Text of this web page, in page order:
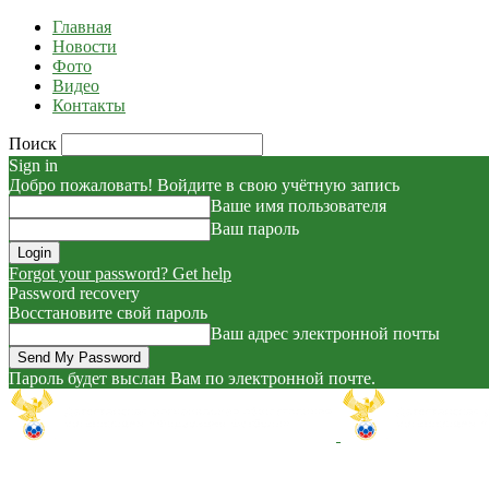
Главная
Новости
Фото
Видео
Контакты
Поиск
Sign in
Добро пожаловать! Войдите в свою учётную запись
Ваше имя пользователя
Ваш пароль
Forgot your password? Get help
Password recovery
Восстановите свой пароль
Ваш адрес электронной почты
Пароль будет выслан Вам по электронной почте.